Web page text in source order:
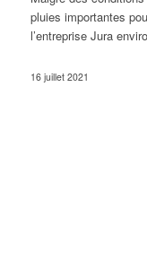
pluies importantes
l’entreprise Jura
16 juillet 2021